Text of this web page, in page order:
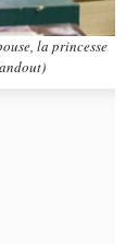
la princesse